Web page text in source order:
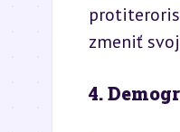
zmeniť
4.